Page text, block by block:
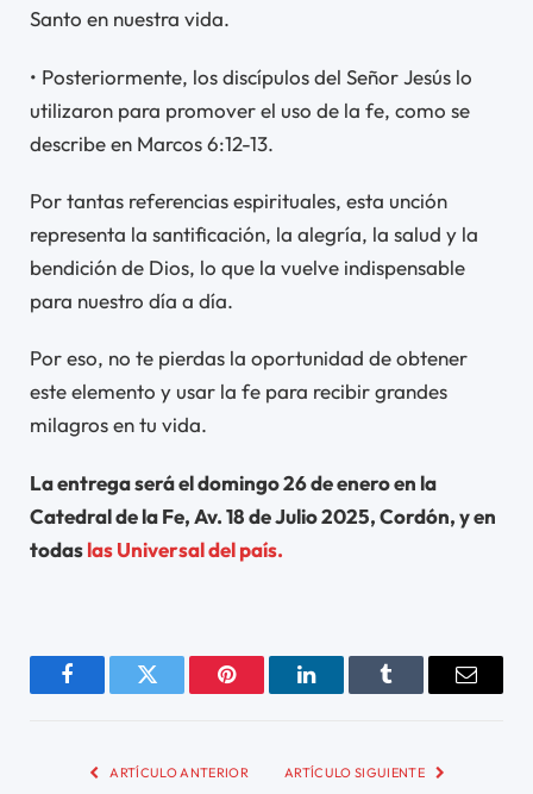
Santo en nuestra vida.
• Posteriormente, los discípulos del Señor Jesús lo
utilizaron para promover el uso de la fe, como se
describe en Marcos 6:12-13.
Por tantas referencias espirituales, esta unción
representa la santificación, la alegría, la salud y la
bendición de Dios, lo que la vuelve indispensable
para nuestro día a día.
Por eso, no te pierdas la oportunidad de obtener
este elemento y usar la fe para recibir grandes
milagros en tu vida.
La entrega será el domingo 26 de enero en la
Catedral de la Fe, Av. 18 de Julio 2025, Cordón, y en
todaslas Universal del país.
FacebookTwitter Pinterest LinkedInTumblr Email
ARTÍCULO ANTERIOR ARTÍCULO SIGUIENTE